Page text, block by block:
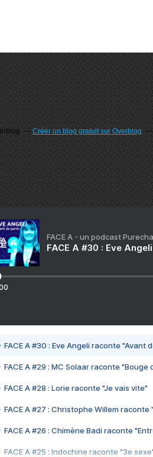
Créer un blog gratuit sur Overblog
FACE A - un podcast
FACE A #30 : Eve
FACE A #30 : Eve Angeli raconte "Avant
FACE A #29 : MC Solaar raconte "Bouge
FACE A #28 : Lorie raconte "Je vais vite"
FACE A #27 : Christophe Willem raconte
FACE A #26 : Chimène Badi raconte
FACE A #25 : Indochine raconte "3e